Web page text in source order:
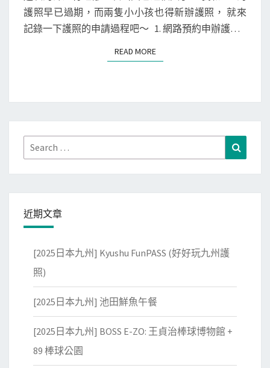
)
網
路
約
照
快
又
方
S
護照早已過期，而兩隻小小孩也得新辦護照， 就來
記錄一下護照的申請過程吧～ 1. 網路預約申辦護…
READ MOREREAD MORE
Search
for:
近期文章
[2025日本九州] Kyushu FunPASS (好好玩九州護
照)
[2025日本九州] 池田鮮魚午餐
[2025日本九州] BOSS E-ZO: 王貞治棒球博物館 +
89 棒球公園